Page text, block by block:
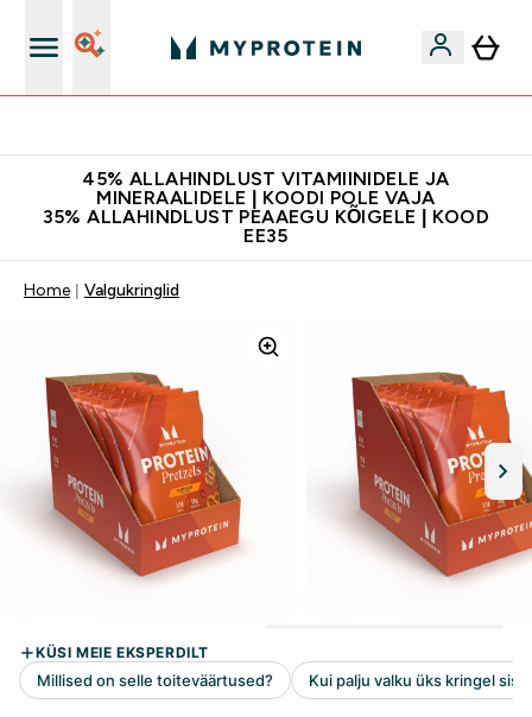
45% ALLAHINDLUST VITAMIINIDELE JA
MINERAALIDELE | KOODI POLE VAJA
35% ALLAHINDLUST PEAAEGU KÕIGELE | KOOD
EE35
Home Valgukringlid